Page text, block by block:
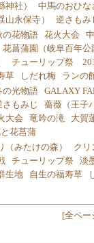
神社）
中馬のおひな
山永保寺）
逆さもみ
の花物語 花火大会
花菖蒲園（岐阜百年公
チューリップ祭
草
しだれ梅
ランの
の光物語 GALAXY
さもみじ
薔薇（王子
大会
竜吟の滝
大賀
花菖蒲
（みたけの森）
クリ
チューリップ祭
淡
生地
自生の福寿草
[全ペー